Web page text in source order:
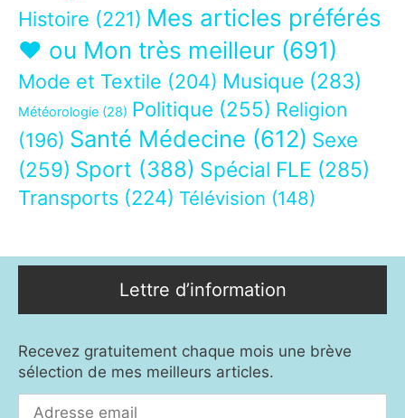
Histoire (221) Mes articles préférés
❤ ou Mon très meilleur (691)
Mode et Textile (204) Musique (283)
Météorologie (28) Politique (255) Religion
(196) Santé Médecine (612) Sexe
(259) Sport (388) Spécial FLE (285)
Transports (224) Télévision (148)
Lettre d’information
Recevez gratuitement chaque mois une brève
sélection de mes meilleurs articles.